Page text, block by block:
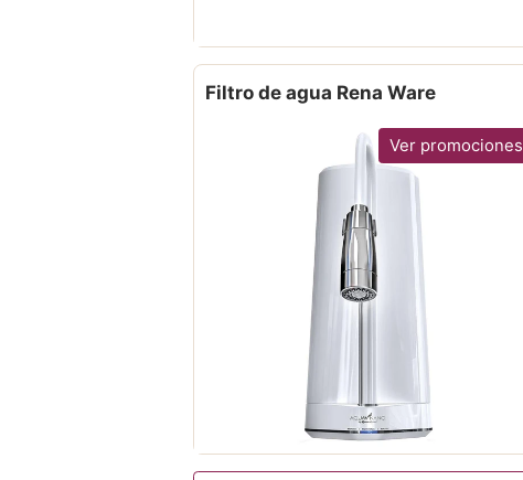
Filtro de agua Rena Ware
Ver promociones